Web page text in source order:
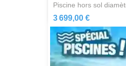
piscine hors sol
3 699,00 €